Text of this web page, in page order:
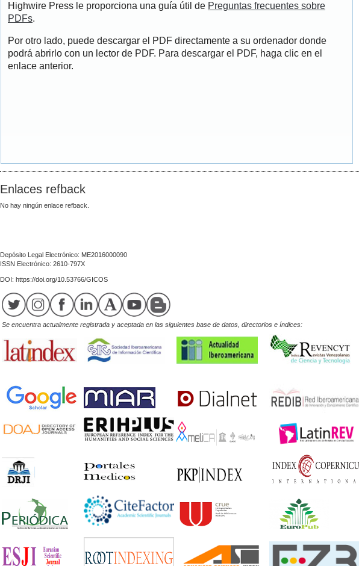
Highwire Press le proporciona una guía útil de Preguntas frecuentes sobre
PDFs.
Por otro lado, puede descargar el PDF directamente a su ordenador donde
podrá abrirlo con un lector de PDF. Para descargar el PDF, haga clic en el
enlace anterior.
Enlaces refback
No hay ningún enlace refback.
Depósito Legal Electrónico: ME2016000090
ISSN Electrónico: 2610-797X
DOI: https://doi.org/10.53766/GICOS
Se encuentra actualmente registrada y aceptada en las siguientes base de datos, directorios e índices: